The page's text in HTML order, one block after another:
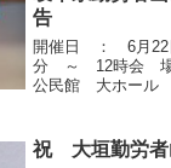
労者山岳会
告
開催日 ： 6月22
分 ～ 12時会
公民館 大ホール
明 9:30 ： 専
祝 大垣勤労